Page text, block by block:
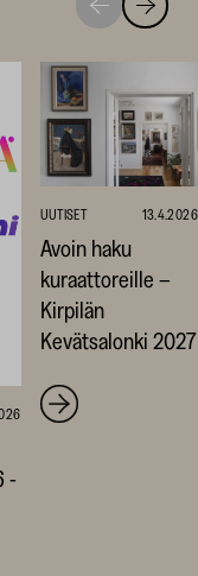
Siirry
seuraavaan
Siirry
-
UUTISET 13.4.2026
Avoin haku
kuraattoreille –
Kirpilän
Kevätsalonki 2027